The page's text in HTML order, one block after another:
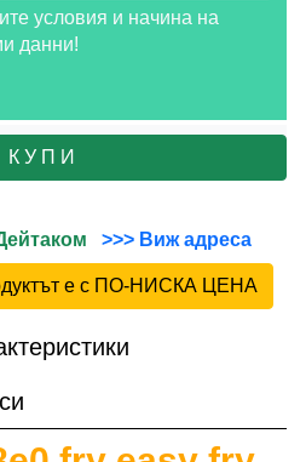
условия и начина на
данни!
У П И
>>> Виж адреса
е с ПО-НИСКА ЦЕНА